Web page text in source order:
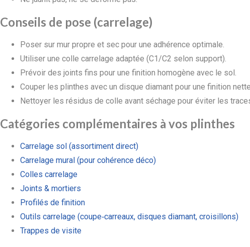
Conseils de pose (carrelage)
Poser sur mur propre et sec pour une adhérence optimale.
Utiliser une colle carrelage adaptée (C1/C2 selon support).
Prévoir des joints fins pour une finition homogène avec le sol.
Couper les plinthes avec un disque diamant pour une finition
Nettoyer les résidus de colle avant séchage pour éviter les
Catégories complémentaires à vos plinthes
Carrelage sol (assortiment direct)
Carrelage mural (pour cohérence déco)
Colles carrelage
Joints & mortiers
Profilés de finition
Outils carrelage (coupe‑carreaux, disques diamant, croisillons)
Trappes de visite